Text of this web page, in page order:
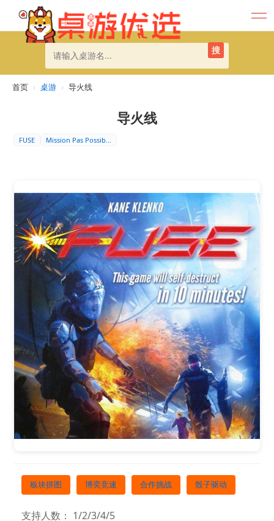
搜
首页 › 桌游 › 导火线
导火线
FUSE Mission Pas Possib…
板块拼图 博奕竞速 合作挑战 骰子驱动
支持人数： 1/2/3/4/5